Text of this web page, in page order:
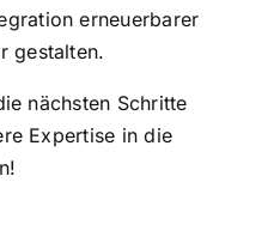
erneuerbarer
gestalten.
nächsten Schritte
Expertise in die